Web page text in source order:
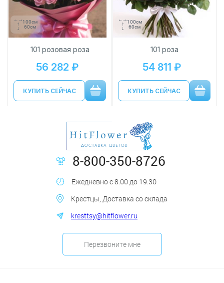
100см
60см
101 розовая роза
56 282 ₽
КУПИТЬ СЕЙЧАС
100см
60см
101 роза
54 811 ₽
КУПИТЬ СЕЙЧАС
8-800-350-8726
Ежедневно с 8.00 до 19.30
Крестцы, Доставка со склада
kresttsy@hitflower.ru
Перезвоните мне